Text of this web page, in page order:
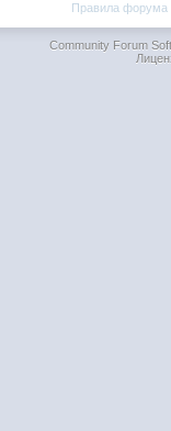
Правила форума
Community Forum